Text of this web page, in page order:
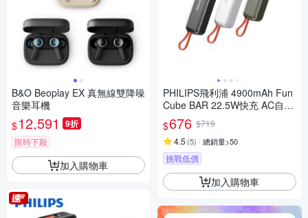
B&O Beoplay EX 真無線雙降噪
音樂耳機
$12,591 9折
限時下殺
加入購物車
PHILIPS飛利浦 4900mAh Fun
Cube BAR 22.5W快充 AC自帶
線 Type-C線行動電源 DLP520
1C 17.88Wh_具Wh標示
$676 $719
4.5 (5) 總銷量>50
挑戰低價
加入購物車